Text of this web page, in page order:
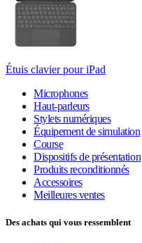
Étuis clavier pour iPad
Microphones
Haut-parleurs
Stylets numériques
Équipement de simulation
Course
Dispositifs de présentation
Produits reconditionnés
Accessoires
Meilleures ventes
Des achats qui vous ressemblent